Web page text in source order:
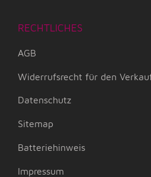
RECHTLICHES
AGB
Widerrufsrecht für den
Datenschutz
Sitemap
Batteriehinweis
Impressum